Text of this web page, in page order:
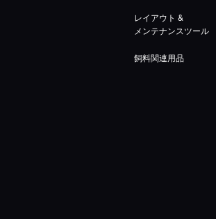
レイアウト &
メンテナンスツール
飼料関連用品